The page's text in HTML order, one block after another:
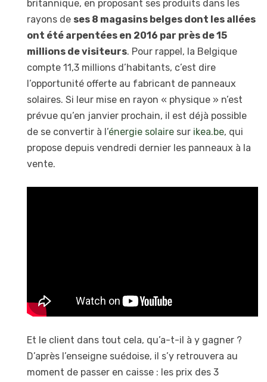
britannique, en proposant ses produits dans les
rayons de ses 8 magasins belges dont les allées
ont été arpentées en 2016 par près de 15
millions de visiteurs. Pour rappel, la Belgique
compte 11,3 millions d’habitants, c’est dire
l’opportunité offerte au fabricant de panneaux
solaires. Si leur mise en rayon « physique » n’est
prévue qu’en janvier prochain, il est déjà possible
de se convertir à l’énergie solaire sur ikea.be, qui
propose depuis vendredi dernier les panneaux à la
vente.
Et le client dans tout cela, qu’a-t-il à y gagner ?
D’après l’enseigne suédoise, il s’y retrouvera au
moment de passer en caisse : les prix des 3